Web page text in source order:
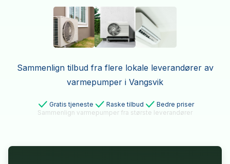
Sammenlign tilbud fra flere lokale leverandører av
varmepumper i Vangsvik
Gratis tjeneste Raske tilbud
Bedre priser
Sammenlign varmepumper fra største leverandører